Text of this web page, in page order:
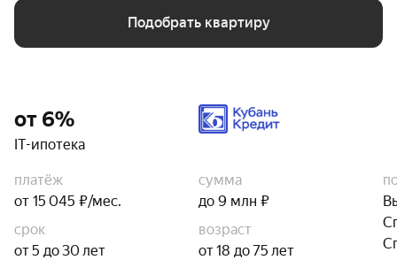
Подобрать квартиру
от 6%
IT-ипотека
платёж
от 15 045 ₽/мес.
сумма
до 9 млн ₽
срок
от 5 до 30 лет
возраст
от 18 до 75 лет